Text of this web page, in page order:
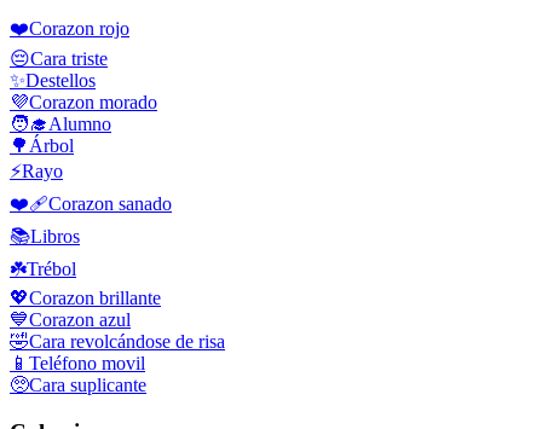
❤️Corazon rojo
😔Cara triste
✨Destellos
💜Corazon morado
🧑‍🎓Alumno
🌳 Árbol
⚡Rayo
❤️‍🩹Corazon sanado
📚Libros
☘️Trébol
💖Corazon brillante
💙Corazon azul
🤣Cara revolcándose de risa
📱 Teléfono movil
🥺Cara suplicante